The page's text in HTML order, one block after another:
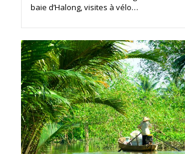
baie d’Halong, visites à vélo…